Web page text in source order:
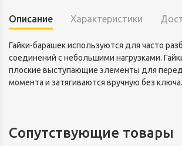
Описание Характеристики
Гайки-барашек используются для часто
соединений с небольшими нагрузками.
плоские выступающие элементы для
момента и затягиваются вручную без ключа.
Сопутствующие товары